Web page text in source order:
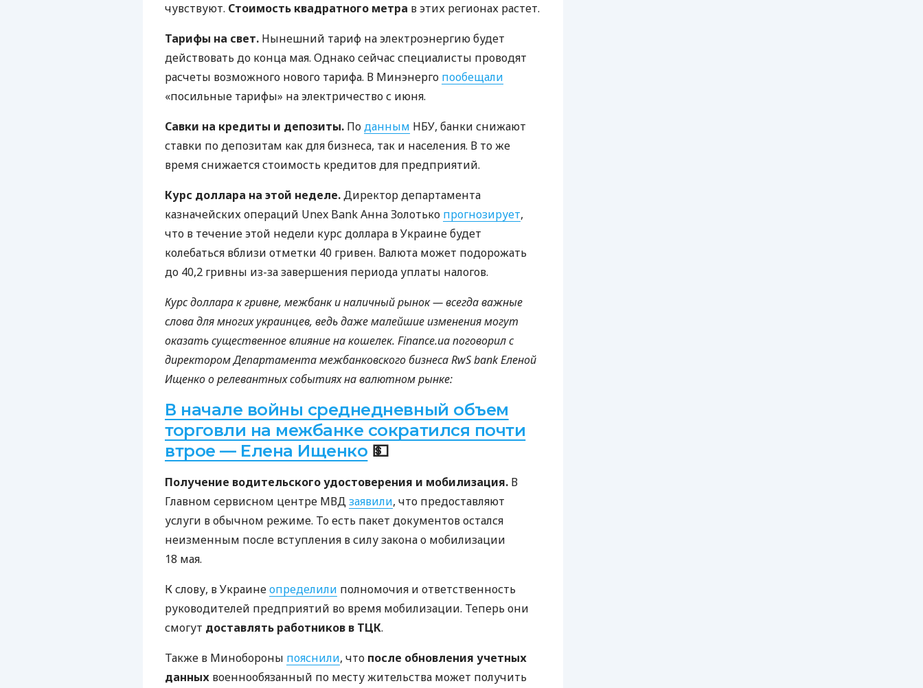
чувствуют. Стоимость квадратного метра в этих регионах растет.
Тарифы на свет. Нынешний тариф на электроэнергию будет
действовать до конца мая. Однако сейчас специалисты проводят
расчеты возможного нового тарифа. В Минэнерго пообещали
«посильные тарифы» на электричество с июня.
Савки на кредиты и депозиты. Поданным НБУ, банки снижают
ставки по депозитам как для бизнеса, так и населения. В то же
время снижается стоимость кредитов для предприятий.
Курс доллара на этой неделе.Директор департамента
казначейских операций Unex Bank Анна Золотько прогнозирует,
что в течение этой недели курс доллара в Украине будет
колебаться вблизи отметки 40 гривен. Валюта может подорожать
до 40,2 гривны из-за завершения периода уплаты налогов.
Курс доллара к гривне, межбанк и наличный рынок — всегда важные
слова для многих украинцев, ведь даже малейшие изменения могут
оказать существенное влияние на кошелек. Finance.ua поговорил с
директором Департамента межбанковского бизнеса RwS bank Еленой
Ищенко о релевантных событиях на валютном рынке:
В начале войны среднедневный объем
торговли на межбанке сократился почти
втрое — Елена Ищенко 💵
Получение водительского удостоверения и мобилизация. В
Главном сервисном центре МВДзаявили, что предоставляют
услуги в обычном режиме. То есть пакет документов остался
неизменным после вступления в силу закона о мобилизации
18 мая.
К слову, в Украинеопределили полномочия и ответственность
руководителей предприятий во время мобилизации. Теперь они
смогут доставлять работников в ТЦК.
Также в Минобороны пояснили, что после обновления учетных
данных военнообязанный по месту жительства может получить